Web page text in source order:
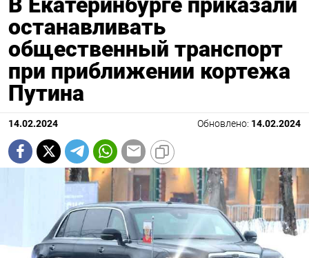
останавливать
общественный транспорт
при приближении кортежа
Путина
14.02.2024 Обновлено: 14.02.2024